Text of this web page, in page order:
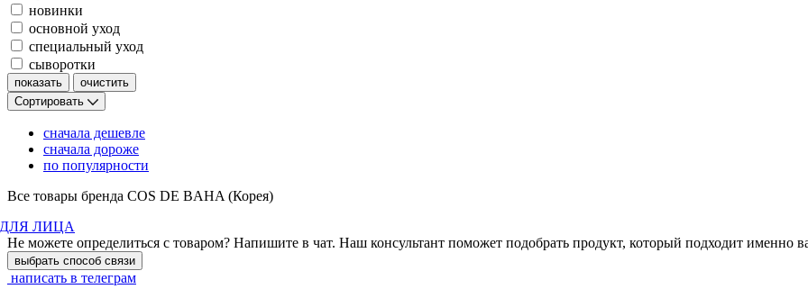
новинки
основной уход
специальный уход
сыворотки
Сортировать
сначала дешевле
сначала дороже
по популярности
Все товары бренда COS DE BAHA (Корея)
ДЛЯ ЛИЦА
Не можете определиться с товаром? Напишите в чат. Наш консультант поможет подобрать продукт, который подходит именно
выбрать способ связи
написать в телеграм